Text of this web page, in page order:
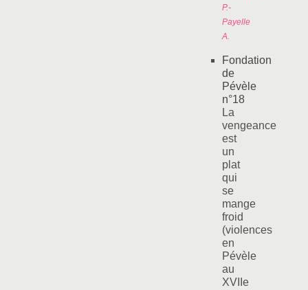
P.-
Payelle
A.
Fondation
de
Pévèle
n°18
La
vengeance
est
un
plat
qui
se
mange
froid
(violences
en
Pévèle
au
XVIIe